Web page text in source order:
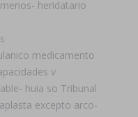
heridatario
medicamento
v
huia so Tribunal
excepto arco-